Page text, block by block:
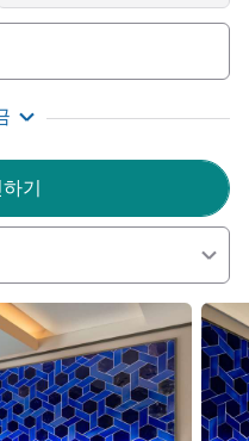
텔은 카피톨, 아카샤 등
습니다. 처녀의 탑, 보스
경이 투숙객의 마음을 사
줍니다. 지하철과 광역 버
니다. 항공편을 이용하는
이며, 사비하 괵첸까
다.
위치, 모던한 디자인, 투숙
박을 제공합니다. 비즈니
팀은 기억에 남을 경험을
니다.
기
세부